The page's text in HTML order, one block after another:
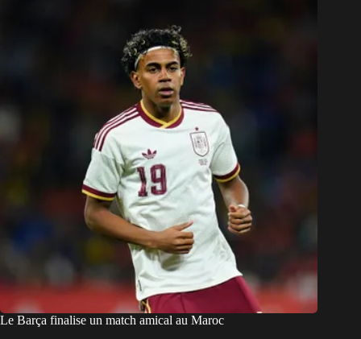
Le Barça finalise un match amical au Maroc